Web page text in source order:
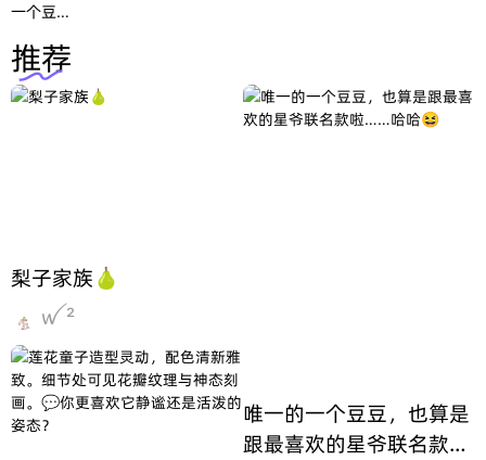
一个豆豆老虎杯
推荐
梨子家族🍐
ꪝ ²
唯一的一个豆豆，也算是
跟最喜欢的星爷联名款